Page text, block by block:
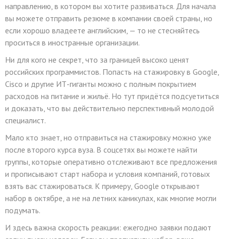
направлению, в котором вы хотите развиваться. Для начала
вы можете отправить резюме в компании своей страны, но
если хорошо владеете английским, — то не стесняйтесь
проситься в иностранные организации.
Ни для кого не секрет, что за границей высоко ценят
российских программистов. Попасть на стажировку в Google,
Cisco и другие ИТ-гиганты можно с полным покрытием
расходов на питание и жильё. Но тут придётся подсуетиться
и доказать, что вы действительно перспективный молодой
специалист.
Мало кто знает, но отправиться на стажировку можно уже
после второго курса вуза. В соцсетях вы можете найти
группы, которые оперативно отслеживают все предложения
и прописывают старт набора и условия компаний, готовых
взять вас стажироваться. К примеру, Google открывают
набор в октябре, а не на летних каникулах, как многие могли
подумать.
И здесь важна скорость реакции: ежегодно заявки подают